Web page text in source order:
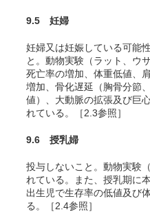
9.5 妊婦
妊婦又は妊娠している可能
と。動物実験（ラット、ウ
死亡率の増加、体重低値、
増加、骨化遅延（胸骨分節
値）、大動脈の拡張及び巨
れている。［2.3参照］
9.6 授乳婦
投与しないこと。動物実験
れている。また、授乳期に
出生児で生存率の低値及び
る。［2.4参照］